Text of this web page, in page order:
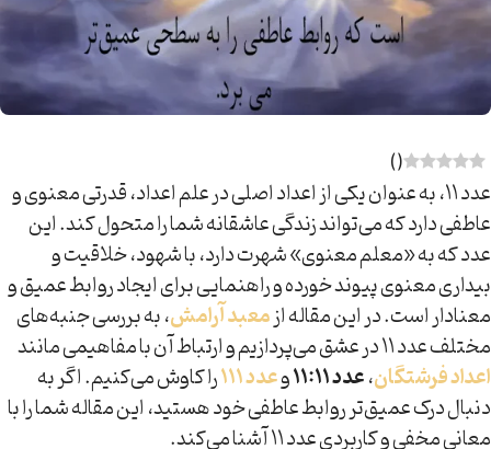
(
)
عدد ۱۱، به عنوان یکی از اعداد اصلی در علم اعداد، قدرتی معنوی و
عاطفی دارد که می‌تواند زندگی عاشقانه شما را متحول کند. این
عدد که به «معلم معنوی» شهرت دارد، با شهود، خلاقیت و
بیداری معنوی پیوند خورده و راهنمایی برای ایجاد روابط عمیق و
معنادار است. در این مقاله ازمعبد آرامش، به بررسی جنبه‌های
مختلف عدد ۱۱ در عشق می‌پردازیم و ارتباط آن با مفاهیمی مانند
اعداد فرشتگان،عدد ۱۱:۱۱ وعدد ۱۱۱ را کاوش می‌کنیم. اگر به
دنبال درک عمیق‌تر روابط عاطفی خود هستید، این مقاله شما را با
معانی مخفی و کاربردی عدد ۱۱ آشنا می‌کند.